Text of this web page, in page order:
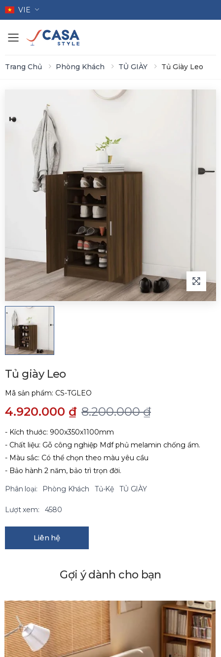
VIE
Toggle mobile menu
Trang Chủ Phòng Khách TỦ GIÀY Tủ Giày Leo
Tủ giày Leo
Mã sản phẩm: CS-TGLEO
4.920.000 ₫ 8.200.000 ₫
- Kích thước: 900x350x1100mm
- Chất liệu: Gỗ công nghiệp Mdf phủ melamin chống ẩm.
- Màu sắc: Có thể chọn theo màu yêu cầu
- Bảo hành 2 năm, bảo trì trọn đời.
Phân loại: Phòng Khách Tủ-Kệ TỦ GIÀY
Lượt xem: 4580
Liên hệ
Gợi ý dành cho bạn